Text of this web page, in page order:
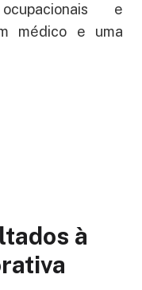
e
médico e uma
à